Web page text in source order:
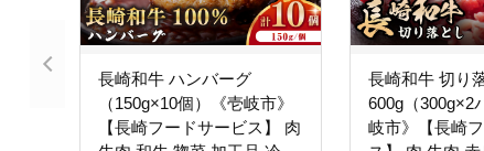
長崎和牛 ハンバーグ
（150g×10個）《壱岐市》
【長崎フードサービス】 肉
長崎和牛 切り
600g（300g×2
岐市》【長崎